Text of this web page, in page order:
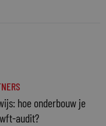
hoe onderbouw je
audit?